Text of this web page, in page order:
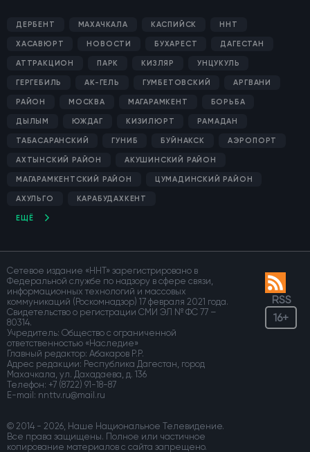
ДЕРБЕНТ МАХАЧКАЛА КАСПИЙСК ННТ
ХАСАВЮРТ НОВОСТИ БУХАРЕСТ ДАГЕСТАН
АТТРАКЦИОН ПАРК КИЗЛЯР УНЦУКУЛЬ
ГЕРГЕБИЛЬ АК-ГЕЛЬ ГУМБЕТОВСКИЙ АРГВАНИ
РАЙОН МОСКВА МАГАРАМКЕНТ БОРЬБА
ДЫЛЫМ ЮЖДАГ КИЗИЛЮРТ РАМАДАН
ТАБАСАРАНСКИЙ ГУНИБ БУЙНАКСК АЭРОПОРТ
АХТЫНСКИЙ РАЙОН АКУШИНСКИЙ РАЙОН
МАГАРАМКЕНТСКИЙ РАЙОН ЦУМАДИНСКИЙ РАЙОН
АХУЛЬГО КАРАБУДАХКЕНТ
ЕЩЁ
Сетевое издание «ННТ» зарегистрировано в
Федеральной службе по надзору в сфере связи,
информационных технологий и массовых
коммуникаций (Роскомнадзор) 17 февраля 2021 года.
Свидетельство о регистрации СМИ ЭЛ № ФС 77 –
80314.
Учредитель: Общество с ограниченной
ответственностью «Наследие»
Главный редактор: Абакаров Р.Р.
Адрес редакции: Республика Дагестан, город
Махачкала, ул. Дахадаева, д. 136
Телефон: +7 (8722) 91-18-87
E-mail:
© 2014 - 2026, Наше Национальное Телевидение.
Все права защищены. Полное или частичное
копирование материалов с сайта запрещено.
RSS
16+